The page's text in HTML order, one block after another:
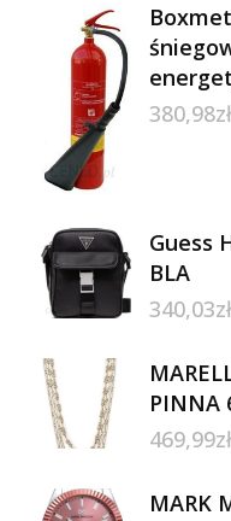
380,98zł
Guess
BLA
340,03zł
PINNA
469,99zł
MARK